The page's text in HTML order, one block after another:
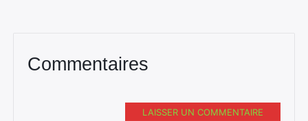
Commentaires
LAISSER UN COMMENTAIRE